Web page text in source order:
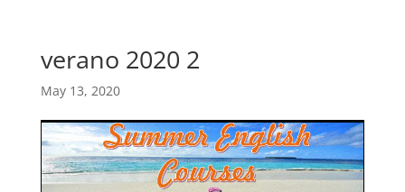
verano 2020 2
May 13, 2020